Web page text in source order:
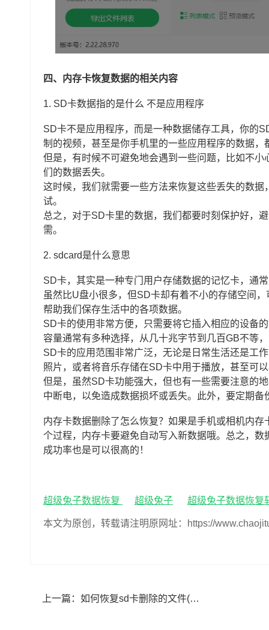
四、内存卡恢复数据的相关内容
1. SD卡数据指的是什么 不是应用程序
SD卡不是应用程序，而是一种数据储存工具，你的
制的视频，甚至是你手机里的一些应用程序的数据
但是，有时候不可避免地会遇到一些问题，比如不
们的数据丢失。
这时候，我们就需要一些方法来恢复这些丢失的数
试。
总之，对于SD卡里的数据，我们都要时刻保护好，
需。
2. sdcard是什么意思
SD卡，其实是一种专门用户存储数据的记忆卡，通
虽然比U盘小很多，但SD卡却有着不小的存储空间
帮助我们保存生活中的各项数据。
SD卡的使用非常方便，只需要将它插入相应的设备
容量通常有多种选择，从几十兆字节到几百GB不等
SD卡的应用范围非常广泛，无论是日常生活还是工
照片，或者将音乐存储在SD卡中用于播放，甚至可
但是，虽然SD卡功能强大，但也有一些需要注意的
中断电，以免造成数据损坏或丢失。此外，要定期
内存卡数据删除了怎么恢复？如果是手机或相机内
个过程，内存卡要避免自动写入新数据哦。总之，
成功率也是可以很高的！
超级兔子数据恢复 超级兔子 超级兔子数据恢复
本文为原创，转载请注明原网址：https://
上一篇： 如何恢复sd卡删除的文件(恢复sd卡误删文件方法)